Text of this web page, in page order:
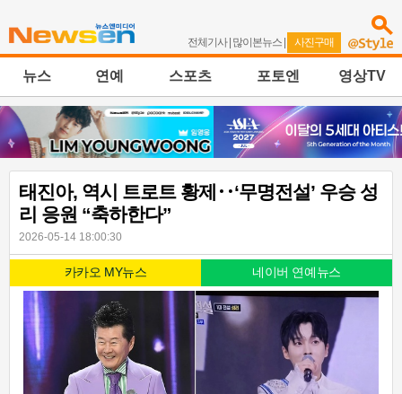
전체기사| 많이본뉴스 | 사진구매
뉴스 연예 스포츠 포토엔 영상TV
태진아, 역시 트로트 황제‥‘무명전설’ 우승 성
리 응원 “축하한다”
2026-05-14 18:00:30
카카오 MY뉴스 네이버 연예뉴스